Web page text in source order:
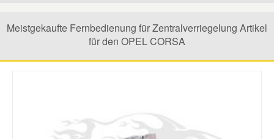
Meistgekaufte Fernbedienung für Zentralverriegelung Artikel
für den OPEL CORSA
Mitsubishi Ersatzteile
Nissan Ersatzteile
Seat Ersatzteile